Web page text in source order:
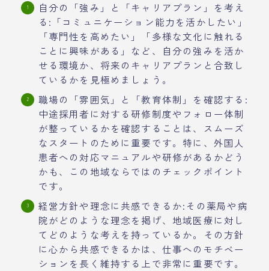
自分の「強み」と「キャリアプラン」を考え
る:「コミュニケーション能力を活かしたい」
「専門性を高めたい」「多様な文化に触れる
ことに興味がある」など、自分の強みを活か
せる環境か、将来のキャリアプランと合致し
ているかを見極めましょう。
職場の「雰囲気」と「教育体制」を確認する:
中途採用者に対する研修制度やフォロー体制
が整っているかを確認することは、スムーズ
なスタートのために重要です。特に、外国人
患者への対応マニュアルや研修があるかどう
かも、この地域ならではのチェックポイント
です。
経営方針や理念に共感できるか:その薬局や病
院がどのような理念を掲げ、地域医療に対し
てどのような考えを持っているか。その方針
に心から共感できるかは、仕事へのモチベー
ションを長く維持する上で非常に重要です。